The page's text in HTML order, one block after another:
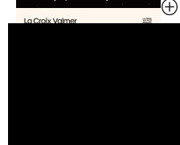
PORTAIL FAMILLE